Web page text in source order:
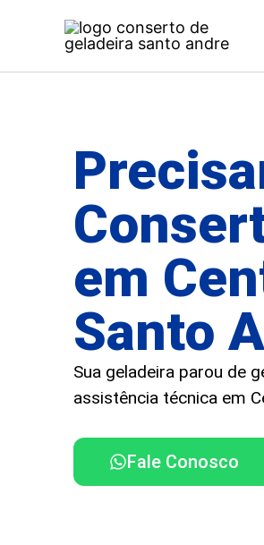
em
Santo
Sua geladeira parou de
assistência técnica em
Fale Conosco